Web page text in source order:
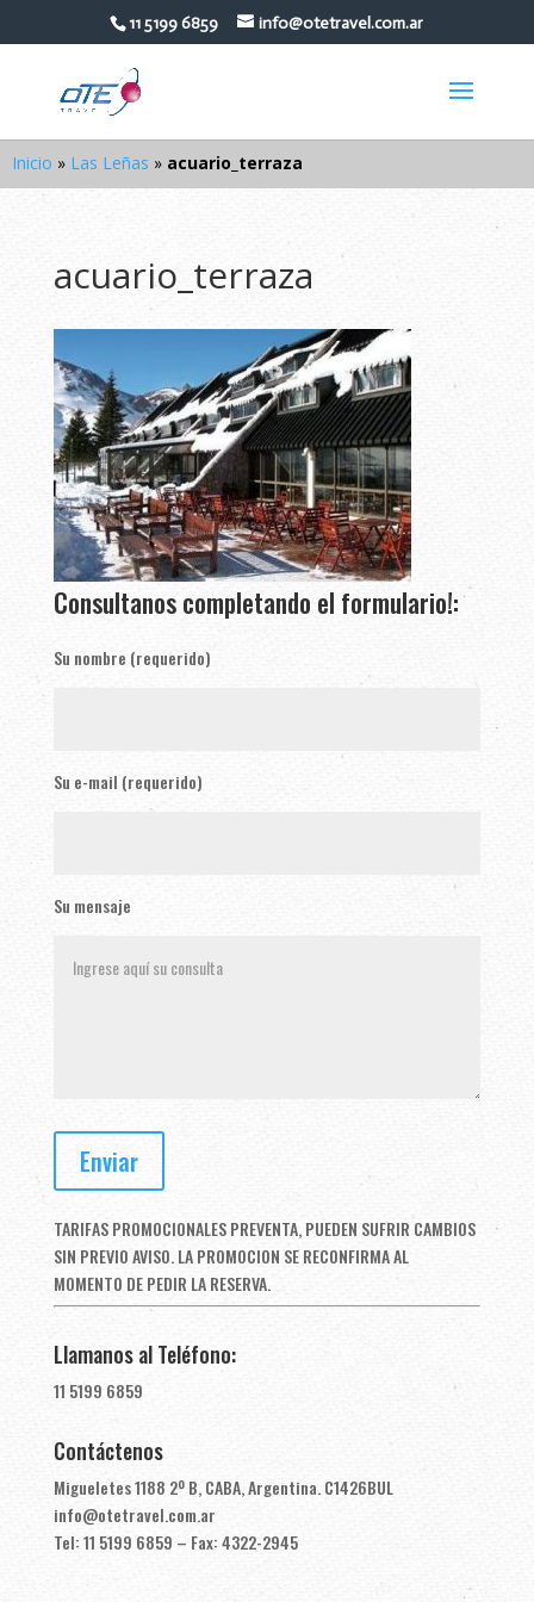
11 5199 6859 info@otetravel.com.ar
Inicio » Las Leñas » acuario_terraza
acuario_terraza
Consultanos completando el formulario!:
Su nombre (requerido)
Su e-mail (requerido)
Su mensaje
TARIFAS PROMOCIONALES PREVENTA, PUEDEN SUFRIR CAMBIOS
SIN PREVIO AVISO. LA PROMOCION SE RECONFIRMA AL
MOMENTO DE PEDIR LA RESERVA.
Llamanos al Teléfono:
11 5199 6859
Contáctenos
Migueletes 1188 2º B, CABA, Argentina. C1426BUL
info@otetravel.com.ar
Tel: 11 5199 6859 – Fax: 4322-2945